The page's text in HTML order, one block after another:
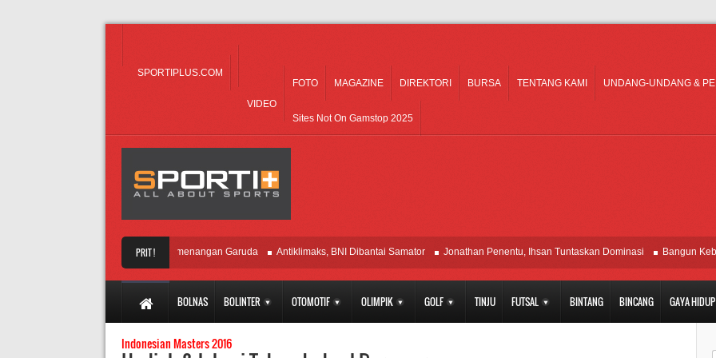
SPORTIPLUS.COM
VIDEO
FOTO MAGAZINE DIREKTORI BURSA TENTANG KAMI UNDANG-UNDANG &
Sites Not On Gamstop 2025
PRIT !
Bangkit, SM Batalkan Kemenangan Garuda Antiklimaks, BNI Dibantai Samator Jonathan Penentu, Ihsan Tuntaskan Dominasi Bangun
BOLNAS BOLINTER OTOMOTIF OLIMPIK GOLF TINJU FUTSAL BINTANG BINCANG GAYA HIDUP
Indonesian Masters 2016